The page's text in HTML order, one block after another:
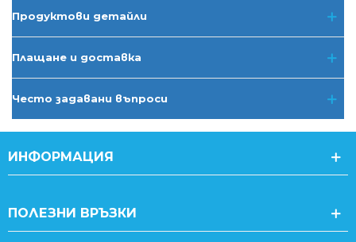
Продуктови детайли
Плащане и доставка
Често задавани въпроси
ИНФОРМАЦИЯ
ПОЛЕЗНИ ВРЪЗКИ